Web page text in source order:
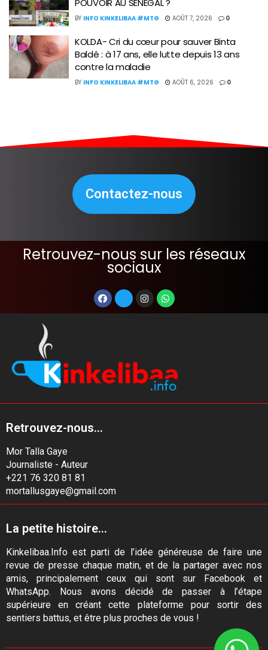
BY INFO KINKELIBAA #MTG AOÛT 7, 2026 0
KOLDA- Cri du cœur pour sauver Binta
Baldé : à 17 ans, elle lutte depuis 13 ans
contre la maladie
BY INFO KINKELIBAA #MTG AOÛT 6, 2026 0
Contactez-nous
Retrouvez-nous sur les réseaux
sociaux
Retrouvez-nous...
Mor Talla Gaye
Journaliste - Auteur
+221 76 320 81 81
mortallusgaye@gmail.com
La petite histoire...
Kinkelibaa.Info est parti de l’idée généreuse de faire une
revue de presse chaque matin, et de la partager avec nos
amis, principalement ceux qui sont sur Facebook et
WhatsApp. Nous avons décidé de passer à l’étape
supérieure en créant cette plateforme pour sortir des
sentiers battus, et être plus proches de vous !